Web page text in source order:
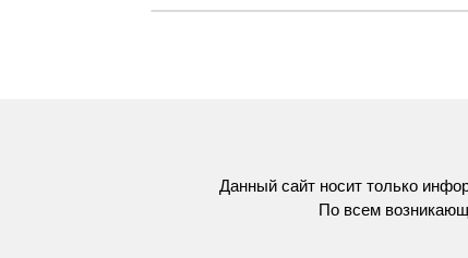
Данный сайт носит только
По всем